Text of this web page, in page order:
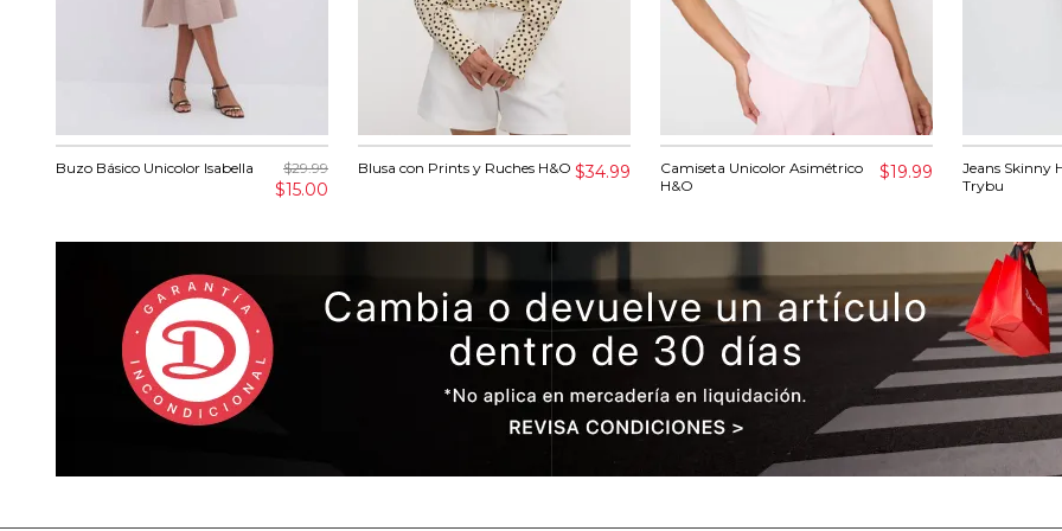
Buzo Básico Unicolor Isabella $29.99
$15.00
Blusa con Prints y Ruches H&O $34.99
Camiseta Unicolor Asimétrico
H&O
$19.99
Jeans Skinny
Trybu